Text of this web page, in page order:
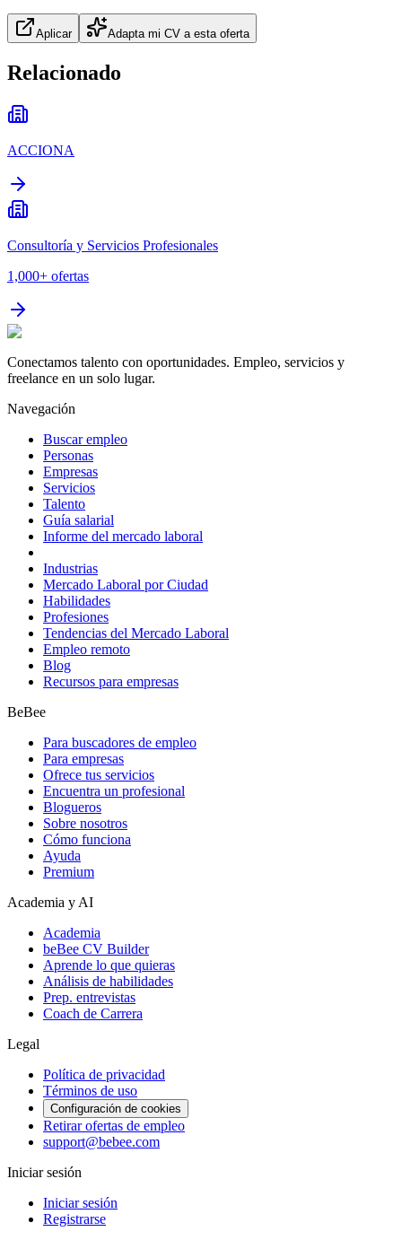
Aplicar Adapta mi CV a esta oferta
Relacionado
ACCIONA
Consultoría y Servicios Profesionales
1,000+ ofertas
Conectamos talento con oportunidades. Empleo, servicios y
freelance en un solo lugar.
Navegación
Buscar empleo
Personas
Empresas
Servicios
Talento
Guía salarial
Informe del mercado laboral
Industrias
Mercado Laboral por Ciudad
Habilidades
Profesiones
Tendencias del Mercado Laboral
Empleo remoto
Blog
Recursos para empresas
BeBee
Para buscadores de empleo
Para empresas
Ofrece tus servicios
Encuentra un profesional
Blogueros
Sobre nosotros
Cómo funciona
Ayuda
Premium
Academia y AI
Academia
beBee CV Builder
Aprende lo que quieras
Análisis de habilidades
Prep. entrevistas
Coach de Carrera
Legal
Política de privacidad
Términos de uso
Configuración de cookies
Retirar ofertas de empleo
support@bebee.com
Iniciar sesión
Iniciar sesión
Registrarse